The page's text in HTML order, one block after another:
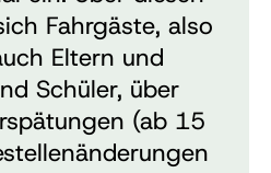
Fahrgäste, also
Eltern und
Schüler, über
(ab 15